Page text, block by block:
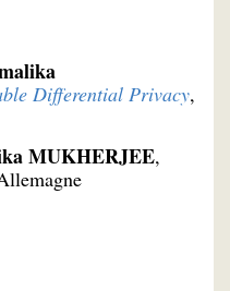
Differential Privacy,
MUKHERJEE,